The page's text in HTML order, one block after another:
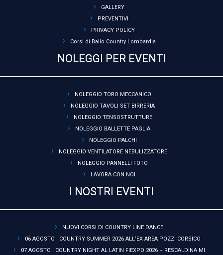
GALLERY
PREVENTIVI
PRIVACY POLICY
Corsi di Ballo Country Lombardia
NOLEGGI PER EVENTI
NOLEGGIO TORO MECCANICO
NOLEGGIO TAVOLI SET BIRRERIA
NOLEGGIO TENSOSTRUTTURE
NOLEGGIO BALLETTE PAGLIA
NOLEGGIO PALCHI
NOLEGGIO VENTILATORE NEBULIZZATORE
NOLEGGIO PANNELLI FOTO
LAVORA CON NOI
I NOSTRI EVENTI
NUOVI CORSI DI COUNTRY LINE DANCE
06 AGOSTO | COUNTRY SUMMER 2026 ALL’EX AREA POZZI CORSICO
07 AGOSTO | COUNTRY NIGHT AL LATIN FIEXPO 2026 – RESCALDINA MI